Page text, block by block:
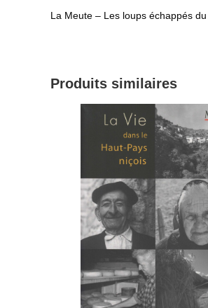
La Meute – Les loups échappés
Produits similaires